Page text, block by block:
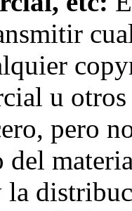
u
pero
del
la